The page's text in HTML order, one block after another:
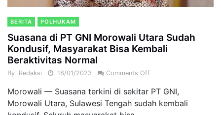
BERITA POLHUKAM
Suasana di PT GNI Morowali Utara Sudah
Kondusif, Masyarakat Bisa Kembali
Beraktivitas Normal
By Redaksi 18/01/2023 Comments Off
Morowali — Suasana terkini di sekitar PT GNI,
Morowali Utara, Sulawesi Tengah sudah kembali